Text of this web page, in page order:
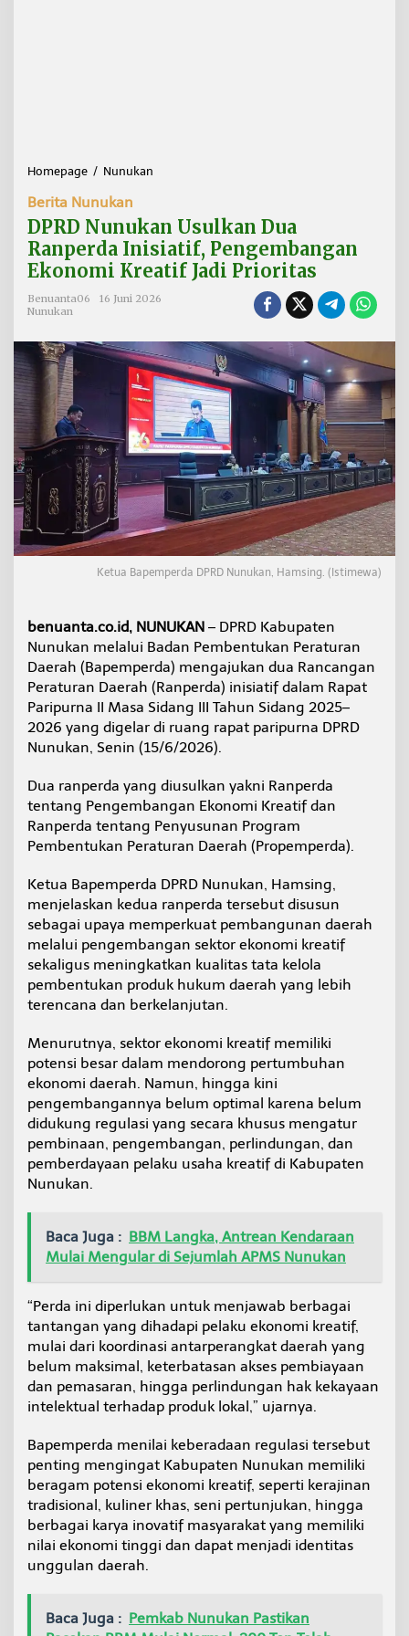
Homepage / Nunukan
D
N
u
n
k
U
s
u
k
a
n
D
u
a
R
a
a
I
n
i
s
i
a
t
,
P
e
n
m
b
a
n
g
a
n
E
o
n
m
i
K
r
a
J
a
P
r
o
r
i
t
a
s
Berita Nunukan
DPRD Nunukan Usulkan Dua
Ranperda Inisiatif, Pengembangan
Ekonomi Kreatif Jadi Prioritas
Benuanta06
16 Juni 2026
Nunukan
Ketua Bapemperda DPRD Nunukan, Hamsing. (Istimewa)
benuanta.co.id, NUNUKAN – DPRD Kabupaten
Nunukan melalui Badan Pembentukan Peraturan
Daerah (Bapemperda) mengajukan dua Rancangan
Peraturan Daerah (Ranperda) inisiatif dalam Rapat
Paripurna II Masa Sidang III Tahun Sidang 2025–
2026 yang digelar di ruang rapat paripurna DPRD
Nunukan, Senin (15/6/2026).
Dua ranperda yang diusulkan yakni Ranperda
tentang Pengembangan Ekonomi Kreatif dan
Ranperda tentang Penyusunan Program
Pembentukan Peraturan Daerah (Propemperda).
Ketua Bapemperda DPRD Nunukan, Hamsing,
menjelaskan kedua ranperda tersebut disusun
sebagai upaya memperkuat pembangunan daerah
melalui pengembangan sektor ekonomi kreatif
sekaligus meningkatkan kualitas tata kelola
pembentukan produk hukum daerah yang lebih
terencana dan berkelanjutan.
Menurutnya, sektor ekonomi kreatif memiliki
potensi besar dalam mendorong pertumbuhan
ekonomi daerah. Namun, hingga kini
pengembangannya belum optimal karena belum
didukung regulasi yang secara khusus mengatur
pembinaan, pengembangan, perlindungan, dan
pemberdayaan pelaku usaha kreatif di Kabupaten
Nunukan.
Baca Juga : BBM Langka, Antrean Kendaraan
Mulai Mengular di Sejumlah APMS Nunukan
“Perda ini diperlukan untuk menjawab berbagai
tantangan yang dihadapi pelaku ekonomi kreatif,
mulai dari koordinasi antarperangkat daerah yang
belum maksimal, keterbatasan akses pembiayaan
dan pemasaran, hingga perlindungan hak kekayaan
intelektual terhadap produk lokal,” ujarnya.
Bapemperda menilai keberadaan regulasi tersebut
penting mengingat Kabupaten Nunukan memiliki
beragam potensi ekonomi kreatif, seperti kerajinan
tradisional, kuliner khas, seni pertunjukan, hingga
berbagai karya inovatif masyarakat yang memiliki
nilai ekonomi tinggi dan dapat menjadi identitas
unggulan daerah.
Baca Juga : Pemkab Nunukan Pastikan